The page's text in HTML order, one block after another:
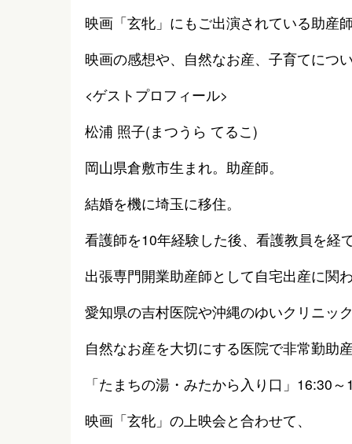
映画「玄牝」にもご出演されている助産
映画の感想や、自然なお産、子育てにつ
<ゲストプロフィール>
松浦 照子(まつうら てるこ)
岡山県倉敷市生まれ。助産師。
結婚を機に埼玉に移住。
看護師を10年経験した後、看護教員を経
出張専門開業助産師として自宅出産に関
愛知県の吉村医院や沖縄のゆいクリニッ
自然なお産を大切にする医院で非常勤助
「たまちの湯・みたから入り口」16:30～
映画「玄牝」の上映会と合わせて、